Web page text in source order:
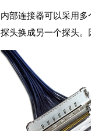
内部连接器可以采用
探头换成另一个探头。